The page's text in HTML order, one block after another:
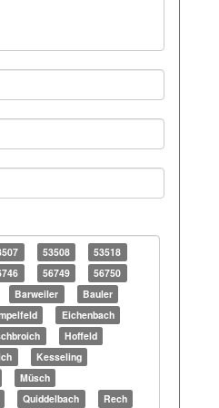
53508
53518
56749
56750
Barweiler
Bauler
Eichenbach
Hoffeld
Kesseling
Müsch
Quiddelbach Rech